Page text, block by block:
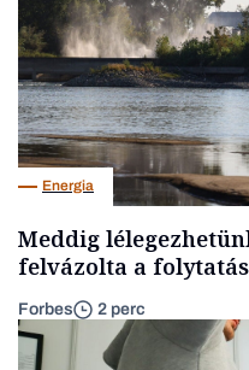
Energia
Meddig
felvázolta a
Forbes 2 perc